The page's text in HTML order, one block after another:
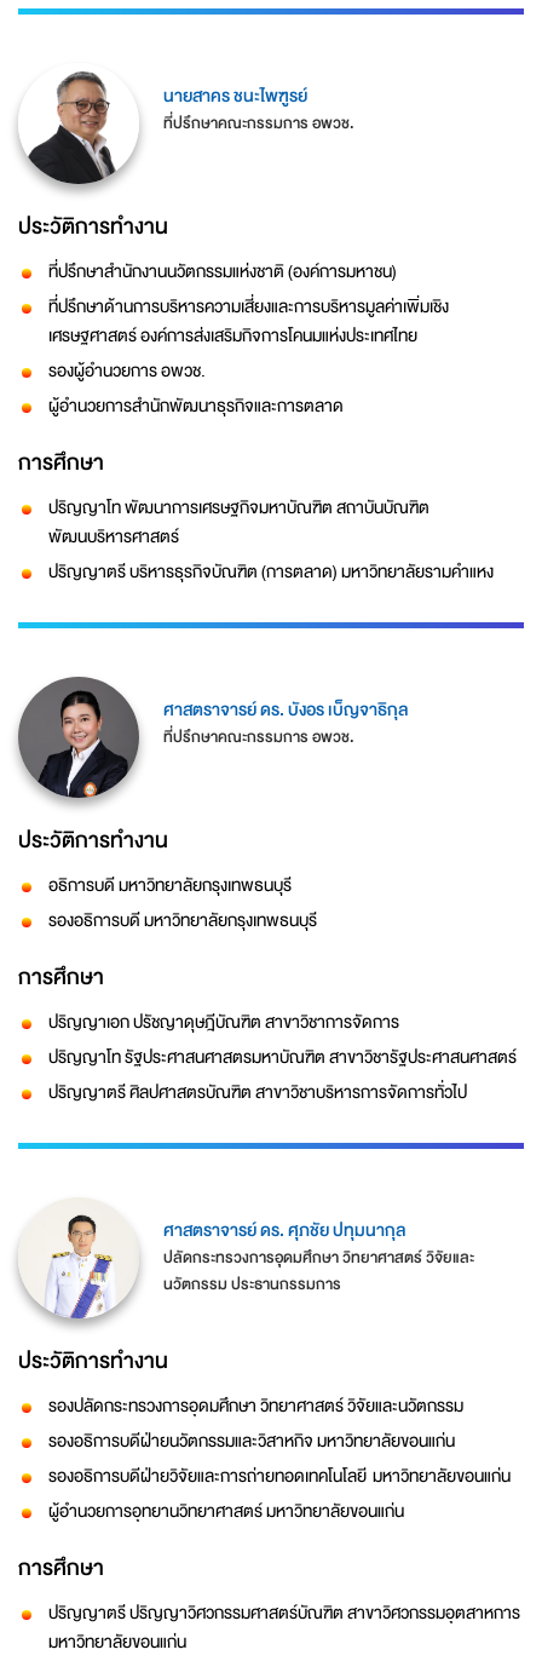
นายสาคร ชนะไพฑูรย์
ที่ปรึกษาคณะกรรมการ อพวช.
ประวัติการทำงาน
ที่ปรึกษาสำนักงานนวัตกรรมแห่งชาติ (องค์การมหาชน)
ที่ปรึกษาด้านการบริหารความเสี่ยงและการบริหารมูลค่าเพิ่มเชิง
เศรษฐศาสตร์ องค์การส่งเสริมกิจการโคนมแห่งประเทศไทย
รองผู้อำนวยการ อพวช.
ผู้อำนวยการสำนักพัฒนาธุรกิจและการตลาด
การศึกษา
ปริญญาโท พัฒนาการเศรษฐกิจมหาบัณฑิต สถาบันบัณฑิต
พัฒนบริหารศาสตร์
ปริญญาตรี บริหารธุรกิจบัณฑิต (การตลาด) มหาวิทยาลัยรามคำแหง
ศาสตราจารย์ ดร. บังอร เบ็ญจาธิกุล
ที่ปรึกษาคณะกรรมการ อพวช.
ประวัติการทำงาน
อธิการบดี มหาวิทยาลัยกรุงเทพธนบุรี
รองอธิการบดี มหาวิทยาลัยกรุงเทพธนบุรี
การศึกษา
ปริญญาเอก ปรัชญาดุษฎีบัณฑิต สาขาวิชาการจัดการ
ปริญญาโท รัฐประศาสนศาสตรมหาบัณฑิต สาขาวิชารัฐประศาสนศาสตร์
ปริญญาตรี ศิลปศาสตรบัณฑิต สาขาวิชาบริหารการจัดการทั่วไป
ศาสตราจารย์ ดร. ศุภชัย ปทุมนากุล
ปลัดกระทรวงการอุดมศึกษา วิทยาศาสตร์ วิจัยและ
นวัตกรรม ประธานกรรมการ
ประวัติการทำงาน
รองปลัดกระทรวงการอุดมศึกษา วิทยาศาสตร์ วิจัยและนวัตกรรม
รองอธิการบดีฝ่ายนวัตกรรมและวิสาหกิจ มหาวิทยาลัยขอนแก่น
รองอธิการบดีฝ่ายวิจัยและการถ่ายทอดเทคโนโลยี มหาวิทยาลัยขอนแก่น
ผู้อำนวยการอุทยานวิทยาศาสตร์ มหาวิทยาลัยขอนแก่น
การศึกษา
ปริญญาตรี ปริญญาวิศวกรรมศาสตร์บัณฑิต สาขาวิศวกรรมอุตสาหการ
มหาวิทยาลัยขอนแก่น